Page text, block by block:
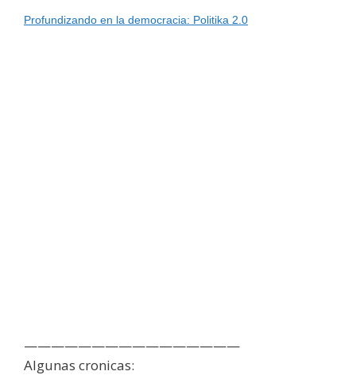
Profundizando en la democracia: Politika 2.0
————————————————
Algunas cronicas: